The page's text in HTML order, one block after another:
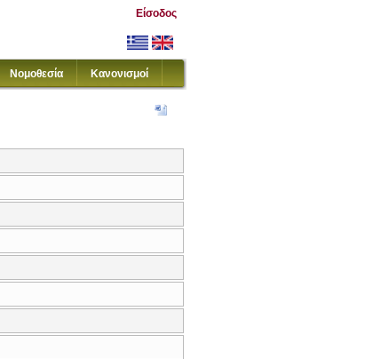
Είσοδος
Νομοθεσία Κανονισμοί